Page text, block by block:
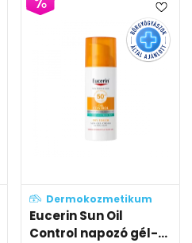
Dermokozmetikum
Eucerin Sun Oil
Control napozó gél-...